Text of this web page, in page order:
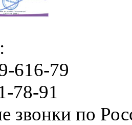
616-79
78-91
звонки по